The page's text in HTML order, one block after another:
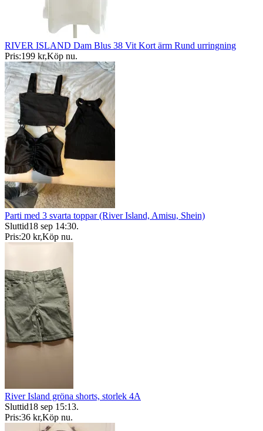
RIVER ISLAND Dam Blus 38 Vit Kort ärm Rund urringning
Pris:199 kr,Köp nu.
Parti med 3 svarta toppar (River Island, Amisu, Shein)
Sluttid18 sep 14:30.
Pris:20 kr,Köp nu.
River Island gröna shorts, storlek 4A
Sluttid18 sep 15:13.
Pris:36 kr,Köp nu.